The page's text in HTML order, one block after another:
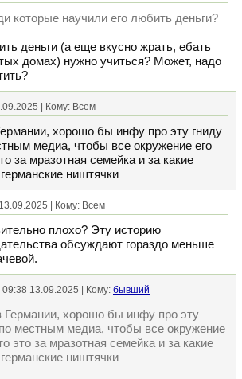
которые научили его любить деньги?
деньги (а еще вкусно жрать, ебать
домах) нужно учиться? Может, надо
| Кому: Всем
хорошо бы инфу про эту гниду
медиа, чтобы все окружение его
за мразотная семейка и за какие
ништячки
| Кому: Всем
плохо? Эту историю
обсуждают гораздо меньше
| 09:38 13.09.2025 | Кому: бывший
Германии, хорошо бы инфу про эту
по местным медиа, чтобы все окружение
это за мразотная семейка и за какие
ништячки